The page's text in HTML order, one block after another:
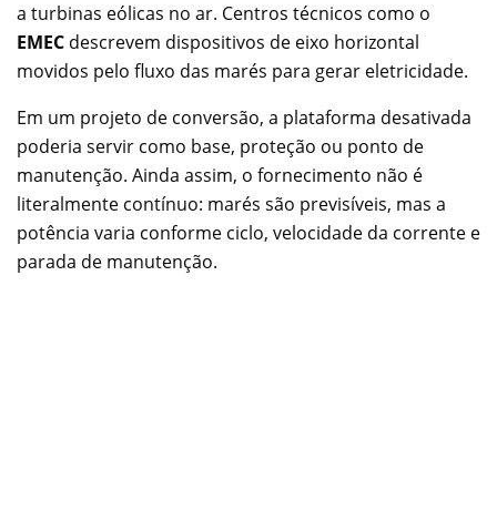
a turbinas eólicas no ar. Centros técnicos como o
EMEC descrevem dispositivos de eixo horizontal
movidos pelo fluxo das marés para gerar eletricidade.
Em um projeto de conversão, a plataforma desativada
poderia servir como base, proteção ou ponto de
manutenção. Ainda assim, o fornecimento não é
literalmente contínuo: marés são previsíveis, mas a
potência varia conforme ciclo, velocidade da corrente e
parada de manutenção.